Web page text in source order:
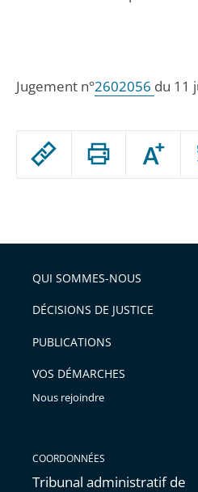
Passer
arriver
après
ou
l'article
pour
avant
Jugement n°2602056 du 11
QUI SOMMES-NOUS
DÉCISIONS DE JUSTICE
PUBLICATIONS
VOS DÉMARCHES
Nous rejoindre
COORDONNÉES
Tribunal administratif de